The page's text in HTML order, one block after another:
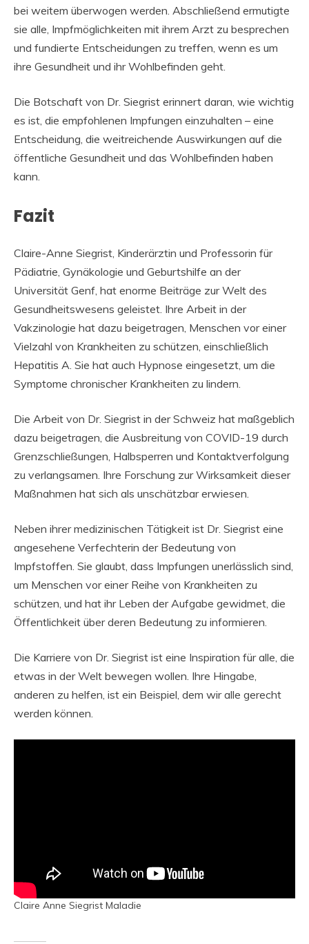
bei weitem überwogen werden. Abschließend ermutigte
sie alle, Impfmöglichkeiten mit ihrem Arzt zu besprechen
und fundierte Entscheidungen zu treffen, wenn es um
ihre Gesundheit und ihr Wohlbefinden geht.
Die Botschaft von Dr. Siegrist erinnert daran, wie wichtig
es ist, die empfohlenen Impfungen einzuhalten – eine
Entscheidung, die weitreichende Auswirkungen auf die
öffentliche Gesundheit und das Wohlbefinden haben
kann.
Fazit
Claire-Anne Siegrist, Kinderärztin und Professorin für
Pädiatrie, Gynäkologie und Geburtshilfe an der
Universität Genf, hat enorme Beiträge zur Welt des
Gesundheitswesens geleistet. Ihre Arbeit in der
Vakzinologie hat dazu beigetragen, Menschen vor einer
Vielzahl von Krankheiten zu schützen, einschließlich
Hepatitis A. Sie hat auch Hypnose eingesetzt, um die
Symptome chronischer Krankheiten zu lindern.
Die Arbeit von Dr. Siegrist in der Schweiz hat maßgeblich
dazu beigetragen, die Ausbreitung von COVID-19 durch
Grenzschließungen, Halbsperren und Kontaktverfolgung
zu verlangsamen. Ihre Forschung zur Wirksamkeit dieser
Maßnahmen hat sich als unschätzbar erwiesen.
Neben ihrer medizinischen Tätigkeit ist Dr. Siegrist eine
angesehene Verfechterin der Bedeutung von
Impfstoffen. Sie glaubt, dass Impfungen unerlässlich sind,
um Menschen vor einer Reihe von Krankheiten zu
schützen, und hat ihr Leben der Aufgabe gewidmet, die
Öffentlichkeit über deren Bedeutung zu informieren.
Die Karriere von Dr. Siegrist ist eine Inspiration für alle, die
etwas in der Welt bewegen wollen. Ihre Hingabe,
anderen zu helfen, ist ein Beispiel, dem wir alle gerecht
werden können.
Claire Anne Siegrist Maladie